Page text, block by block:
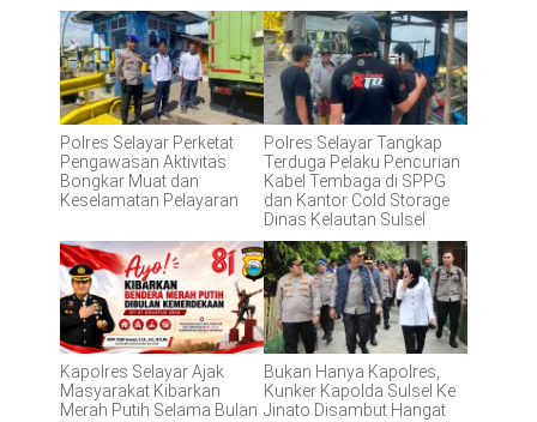
Polres Selayar Perketat
Pengawasan Aktivitas
Bongkar Muat dan
Keselamatan Pelayaran
Polres Selayar Tangkap
Terduga Pelaku Pencurian
Kabel Tembaga di SPPG
dan Kantor Cold Storage
Dinas Kelautan Sulsel
Kapolres Selayar Ajak
Masyarakat Kibarkan
Merah Putih Selama Bulan
Bukan Hanya Kapolres,
Kunker Kapolda Sulsel Ke
Jinato Disambut Hangat